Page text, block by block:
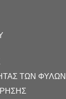
ΤΩΝ ΦΎΛΩΝ